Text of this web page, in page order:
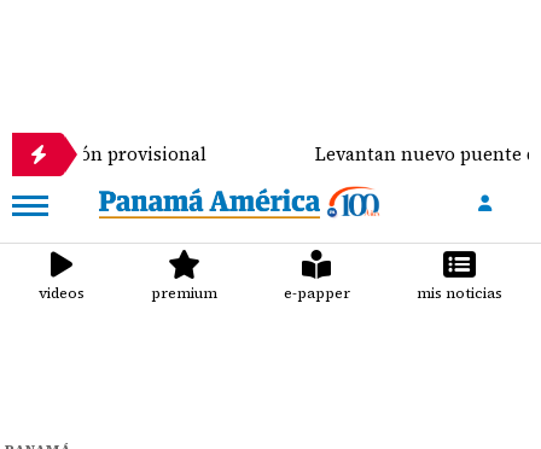
provisional Levantan nuevo puente de
videos premium e-papper mis noticias